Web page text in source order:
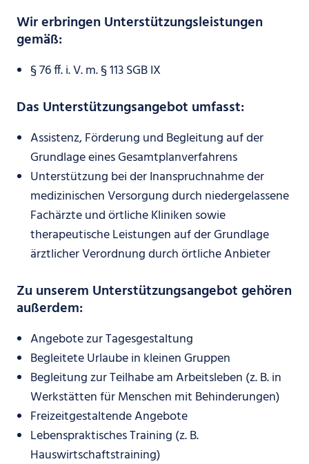
Wir erbringen Unterstützungsleistungen
gemäß:
§ 76 ff. i. V. m. § 113 SGB IX
Das Unterstützungsangebot umfasst:
Assistenz, Förderung und Begleitung auf der
Grundlage eines Gesamtplanverfahrens
Unterstützung bei der Inanspruchnahme der
medizinischen Versorgung durch niedergelassene
Fachärzte und örtliche Kliniken sowie
therapeutische Leistungen auf der Grundlage
ärztlicher Verordnung durch örtliche Anbieter
Zu unserem Unterstützungsangebot gehören
außerdem:
Angebote zur Tagesgestaltung
Begleitete Urlaube in kleinen Gruppen
Begleitung zur Teilhabe am Arbeitsleben (z. B. in
Werkstätten für Menschen mit Behinderungen)
Freizeitgestaltende Angebote
Lebenspraktisches Training (z. B.
Hauswirtschaftstraining)